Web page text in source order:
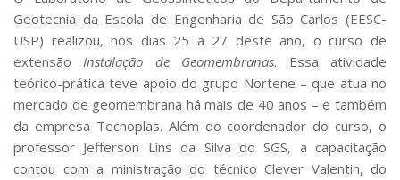
Serviços
Bibliotecas
Apoio ao Estudante
Segurança, Trânsito e Prevenção
RH, Administrativo e Financeiro
Outros serviços
Comunicação
Assessorias e Mídias
Geotecnia da Escola de Engenharia de São Carlos (EESC-
USP) realizou, nos dias 25 a 27 deste ano, o curso de
extensãoInstalação de Geomembranas. Essa atividade
teórico-prática teve apoio do grupo Nortene – que atua no
mercado de geomembrana há mais de 40 anos – e também
da empresa Tecnoplas. Além do coordenador do curso, o
professor Jefferson Lins da Silva do SGS, a capacitação
contou com a ministração do técnico Clever Valentin, do